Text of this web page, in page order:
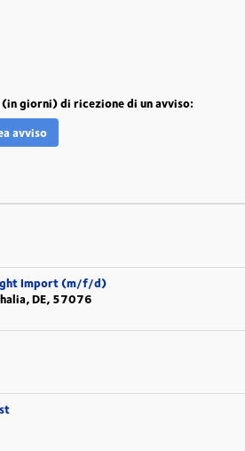
giorni) di ricezione di un avviso:
avviso
Import (m/f/d)
DE, 57076